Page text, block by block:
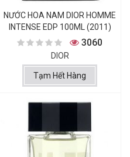
NƯỚC HOA NAM DIOR HOMME
INTENSE EDP 100ML (2011)
3060
DIOR
Tạm Hết Hàng